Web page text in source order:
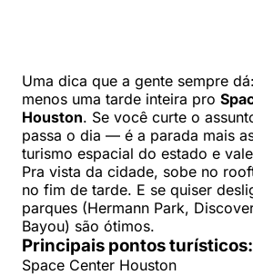
Uma dica que a gente sempre
menos uma tarde inteira pro
Houston. Se você curte o
passa o dia — é a parada mais
turismo espacial do estado e
Pra vista da cidade, sobe no
no fim de tarde. E se quiser
parques (Hermann Park,
Bayou) são ótimos.
Principais pontos turísticos:
Space Center Houston